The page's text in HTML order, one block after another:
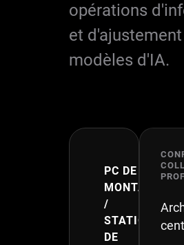
opérations
et
modèles d'IA.
PC DE
MONTAGE
/
STATION
DE